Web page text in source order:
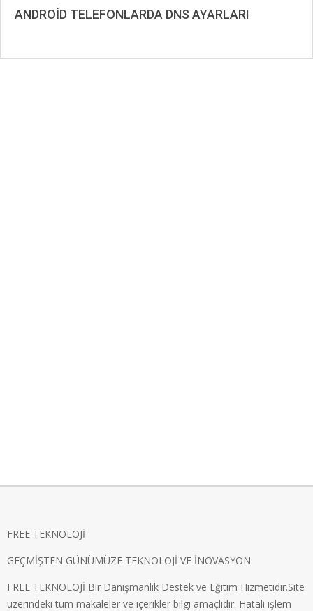
ANDROİD TELEFONLARDA DNS AYARLARI
FREE TEKNOLOJİ
GEÇMİŞTEN GÜNÜMÜZE TEKNOLOJİ VE İNOVASYON
FREE TEKNOLOJİ Bir Danışmanlık Destek ve Eğitim Hizmetidir.Site
üzerindeki tüm makaleler ve içerikler bilgi amaçlıdır. Hatalı işlem